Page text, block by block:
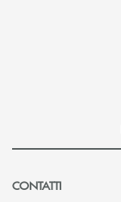
CONTATTI